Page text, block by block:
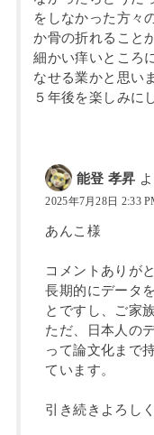
をしなかった方々
か骨の折れること
細かい痒いところ
なせる業かと思い
５年後を楽しみに
能登 孝昇
2025年7月28日 2:33
あんこ様
コメントありが
長期的にデータ
とですし、ご家
ただ、日本人の
って論文化まで
ています。
引き続きよろし